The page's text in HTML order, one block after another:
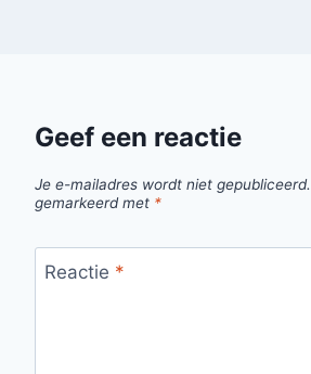
Geef een reactie
Je e-mailadres wordt niet gepubliceerd.
gemarkeerd met *
Reactie *